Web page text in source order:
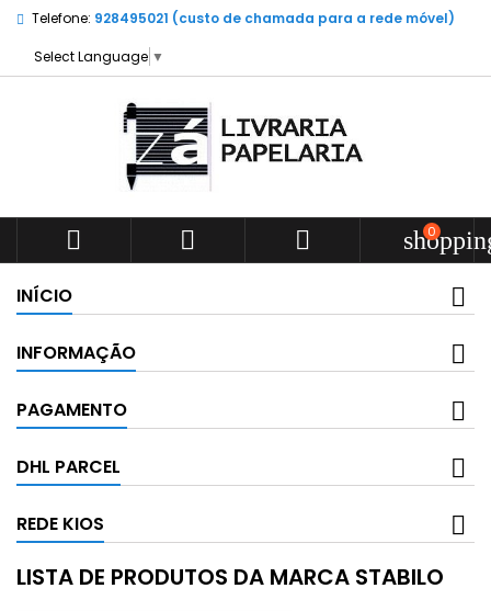
Telefone: 928495021 (custo de chamada para a rede móvel)
Select Language ▼
   0
INÍCIO
INFORMAÇÃO
PAGAMENTO
DHL PARCEL
REDE KIOS
LISTA DE PRODUTOS DA MARCA STABILO